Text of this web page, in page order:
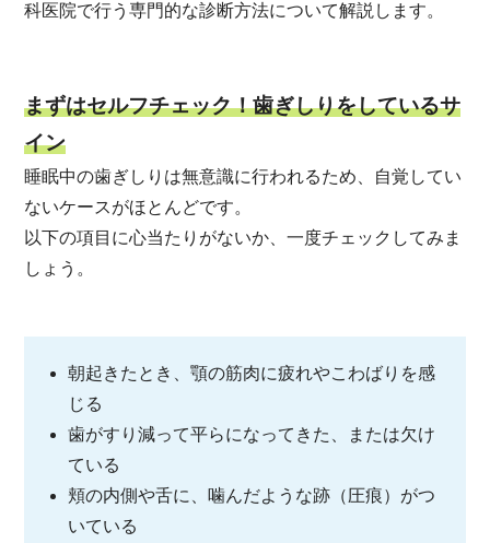
科医院で行う専門的な診断方法について解説します。
まずはセルフチェック！歯ぎしりをしているサ
イン
睡眠中の歯ぎしりは無意識に行われるため、自覚してい
ないケースがほとんどです。
以下の項目に心当たりがないか、一度チェックしてみま
しょう。
朝起きたとき、顎の筋肉に疲れやこわばりを感
じる
歯がすり減って平らになってきた、または欠け
ている
頬の内側や舌に、噛んだような跡（圧痕）がつ
いている